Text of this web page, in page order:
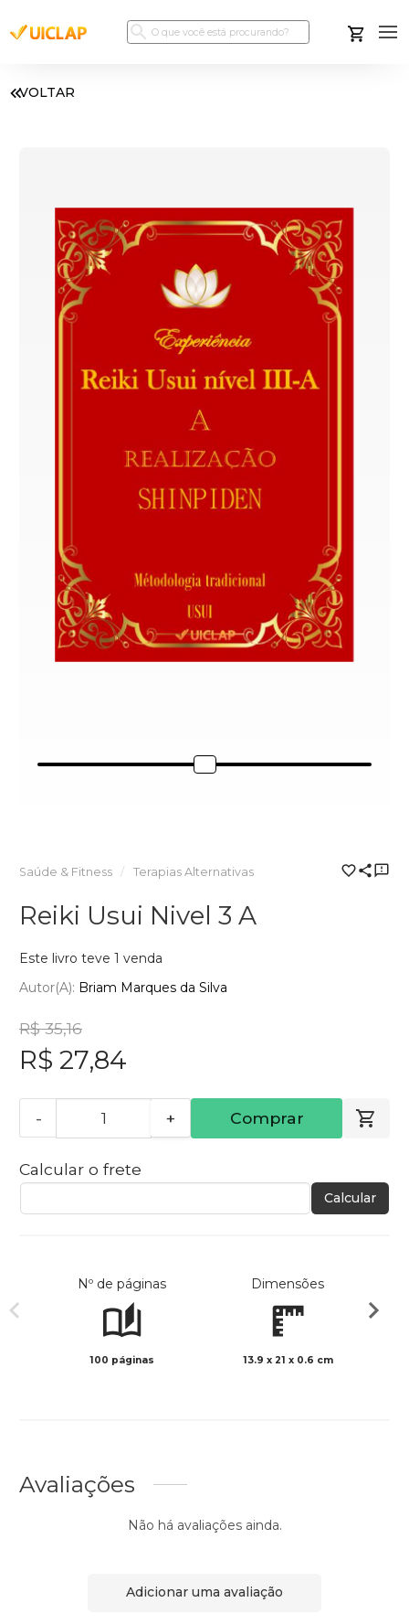
VOLTAR
Saúde & Fitness Terapias Alternativas
Reiki Usui Nivel 3 A
Este livro teve 1 venda
Autor(a): Briam Marques da Silva
R$ 35,16
R$ 27,84
- + Comprar
Calcular o frete
Calcular
Nº de páginas
100 páginas
Dimensões
13.9 x 21 x 0.6 cm
Avaliações
Não há avaliações ainda.
Adicionar uma avaliação